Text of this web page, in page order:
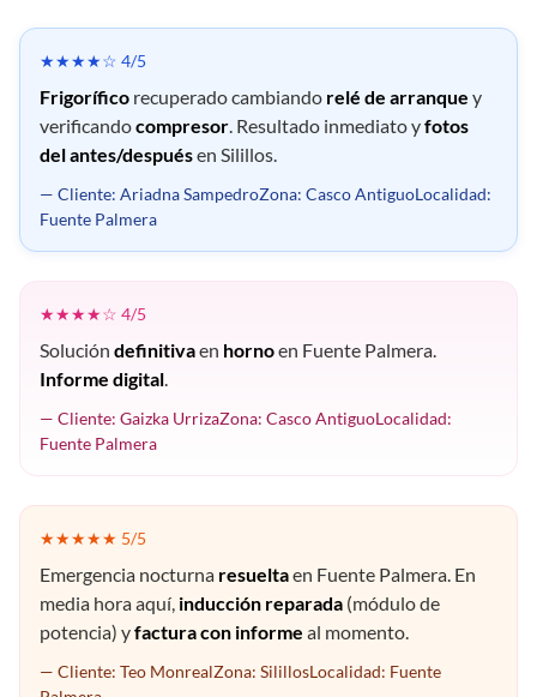
★★★★☆ 4/5
Frigorífico recuperado cambiando relé de arranque y
verificandocompresor. Resultado inmediato yfotos
del antes/despuésen Silillos.
— Cliente: Ariadna SampedroZona: Casco AntiguoLocalidad:
Fuente Palmera
★★★★☆ 4/5
Solución definitivaen hornoen Fuente Palmera.
Informe digital.
— Cliente: Gaizka UrrizaZona: Casco AntiguoLocalidad:
Fuente Palmera
★★★★★ 5/5
Emergencia nocturna resueltaen Fuente Palmera. En
media hora aquí, inducción reparada (módulo de
potencia) yfactura con informe al momento.
— Cliente: Teo MonrealZona: SilillosLocalidad: Fuente